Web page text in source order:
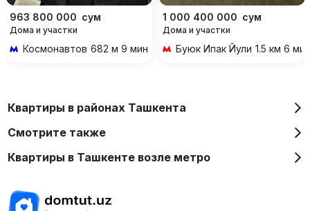
963 800 000 сум
Дома и участки
Космонавтов 682 м 9 мин пешком
1 000 400 000 сум
Дома и участки
Буюк Ипак Йули 1.5 км 6
Квартиры в районах Ташкента
Смотрите также
Квартиры в Ташкенте возле метро